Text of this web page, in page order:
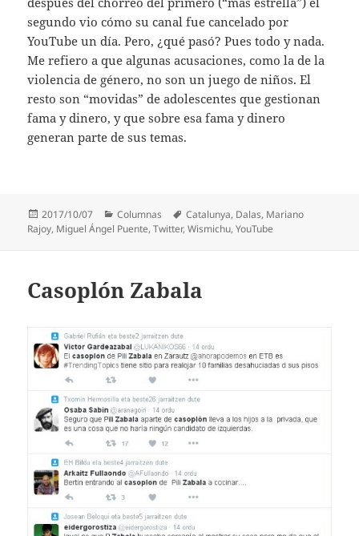
segundo vio cómo su canal fue cancelado por
YouTube un día. Pero, ¿qué pasó? Pues todo y nada.
Me refiero a que algunas acusaciones, como la de la
violencia de género, no son un juego de niños. El
resto son “movidas” de adolescentes que gestionan
fama y dinero, y que sobre esa fama y dinero
generan parte de sus temas.
Publicado
el
2017/10/07 Categorías
Columnas Etiquetas
Catalunya, Dalas, Mariano
Rajoy, Miguel Ángel Puente,Twitter,Wismichu,YouTube
Casoplón Zabala